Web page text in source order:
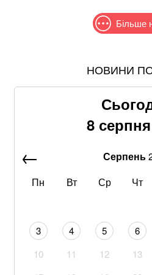
Більше
Понад 9,2 млрд грн: що
Хацкевич: Гуцуляк навіть
Хвиля похолодання накриє
Через повагу до Реалу:
Google прибирає одну з
Gmail: що зміниться вже у 2027
НОВИНИ
8
Серпень
Пн
Вт Ср Чт
3
4 5 6
10
11 12 13